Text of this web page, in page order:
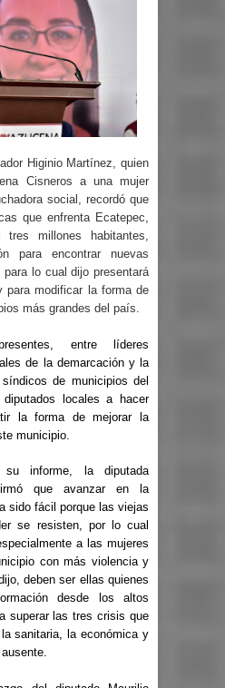
Higinio Martínez, quien
Cisneros a una mujer
social, recordó que
que enfrenta Ecatepec,
millones habitantes,
para encontrar nuevas
lo cual dijo presentará
para modificar la forma de
más grandes del país.
entre líderes
de la demarcación y la
de municipios del
locales a hacer
la forma de mejorar la
municipio.
informe, la diputada
que avanzar en la
sido fácil porque las viejas
se resisten, por lo cual
a las mujeres
con más violencia y
deben ser ellas quienes
desde los altos
superar las tres crisis que
sanitaria, la económica y